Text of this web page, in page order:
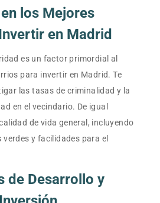
los Mejores
en Madrid
es un factor primordial al
para invertir en Madrid. Te
las tasas de criminalidad y la
en el vecindario. De igual
de vida general, incluyendo
verdes y facilidades para el
de Desarrollo y